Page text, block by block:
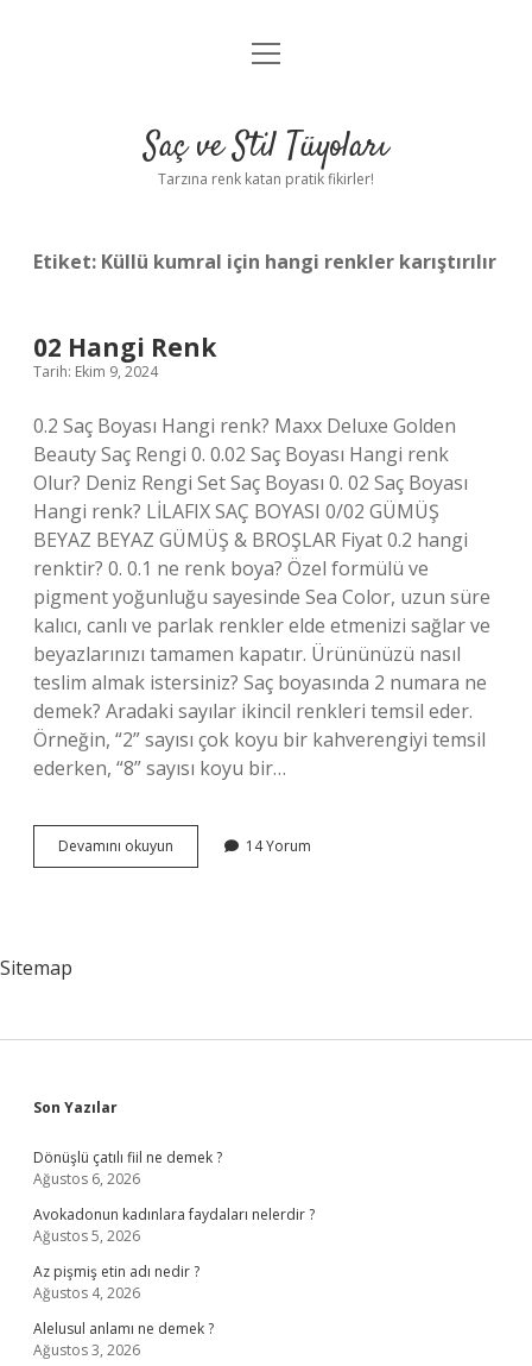
Anasayfa
Yasal Uyarı
menüyü
Saç ve Stil Tüyoları
Tarzına renk katan pratik fikirler!
Etiket: Küllü kumral için hangi renkler karıştırılır
02 Hangi Renk
Tarih: Ekim 9, 2024
0.2 Saç Boyası Hangi renk? Maxx Deluxe Golden
Beauty Saç Rengi 0. 0.02 Saç Boyası Hangi renk
Olur? Deniz Rengi Set Saç Boyası 0. 02 Saç Boyası
Hangi renk? LİLAFIX SAÇ BOYASI 0/02 GÜMÜŞ
BEYAZ BEYAZ GÜMÜŞ & BROŞLAR Fiyat 0.2 hangi
renktir? 0. 0.1 ne renk boya? Özel formülü ve
pigment yoğunluğu sayesinde Sea Color, uzun süre
kalıcı, canlı ve parlak renkler elde etmenizi sağlar ve
beyazlarınızı tamamen kapatır. Ürününüzü nasıl
teslim almak istersiniz? Saç boyasında 2 numara ne
demek? Aradaki sayılar ikincil renkleri temsil eder.
Örneğin, “2” sayısı çok koyu bir kahverengiyi temsil
ederken, “8” sayısı koyu bir…
Devamını okuyun
Hangi
14 Yorum
Sitemap
Sidebar
Son Yazılar
Dönüşlü çatılı fiil ne demek ?
Ağustos 6, 2026
Avokadonun kadınlara faydaları nelerdir ?
Ağustos 5, 2026
Az pişmiş etin adı nedir ?
Ağustos 4, 2026
Alelusul anlamı ne demek ?
Ağustos 3, 2026